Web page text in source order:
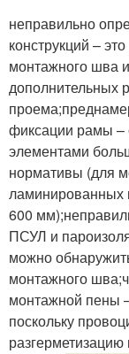
неправильно
конструкций –
монтажного шва
дополнительных
фиксации рамы –
элементами
нормативы (для
ламинированных
600
ПСУЛ и
можно
монтажного
монтажной пены
поскольку